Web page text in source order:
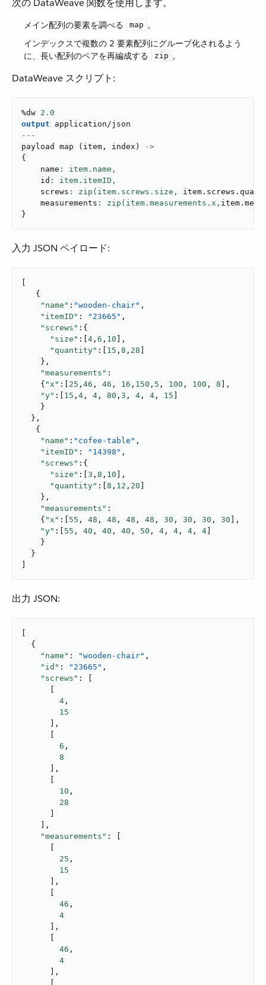
次の DataWeave 関数を使用します。
メイン配列の要素を調べる ​ map ​。
インデックスで複数の 2 要素配列にグループ化されるよう
に、長い配列のペアを再編成する ​
zip ​。
DataWeave スクリプト:
%dw 2.0
output
application/json
---
payload map ( item , index )
->
{
    name
: item.name,
    id
: item.itemID,
    screws
: zip(item.screws.size, item . screws .
    measurements
: zip(item.measurements.x, item .
}
入力 JSON ペイロード:
   {
"name" : "wooden-chair" ,
"itemID" : "23665" ,
"screws" :{
"size" :[ 4 , 6 , 10 ],
"quantity" :[ 15 , 8 , 28
    },
"measurements" :
    {
"x" :[ 25 , 46 , 46 , 16 , 150 , 5 , 100 , 100 , 8 ],
"y" :[ 15 , 4 , 4 , 80 , 3 , 4 , 4 , 15
    }
  },
   {
"name" : "cofee-table" ,
"itemID" : "14398" ,
"screws" :{
"size" :[ 3 , 8 , 10 ],
"quantity" :[ 8 , 12 , 20
    },
"measurements" :
    {
"x" :[ 55 , 48 , 48 , 48 , 48 , 30 , 30 , 30 , 30 ],
"y" :[ 55 , 40 , 40 , 40 , 50 , 4 , 4 , 4 , 4
    }
  }
出力 JSON:
  {
"name" : "wooden-chair" ,
"id" : "23665" ,
"screws" : [
4 ,
15
      ],
6 ,
8
      ],
10 ,
28
    ],
"measurements" : [
25 ,
15
      ],
46 ,
4
      ],
46 ,
4
      ],